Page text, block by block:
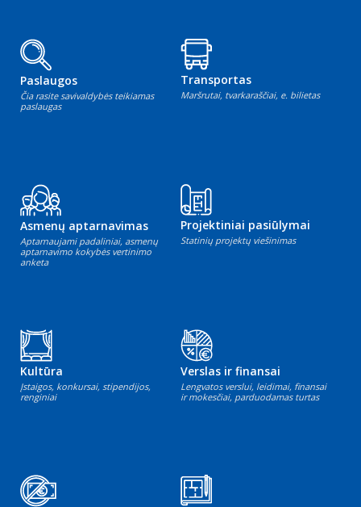
Paslaugos
Čia rasite savivaldybės teikiamas
paslaugas
Transportas
Maršrutai, tvarkaraščiai, e. bilietas
Asmenų aptarnavimas
Aptarnaujami padaliniai, asmenų
aptarnavimo kokybės vertinimo
anketa
Projektiniai pasiūlymai
Statinių projektų viešinimas
Kultūra
Įstaigos, konkursai, stipendijos,
renginiai
Verslas ir finansai
Lengvatos verslui, leidimai, finansai
ir mokesčiai, parduodamas turtas